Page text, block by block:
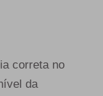
correta no
da